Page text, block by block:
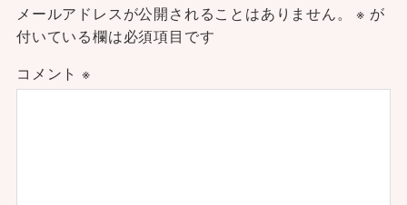
メールアドレスが公開されることはありません。 ※ が
付いている欄は必須項目です
コメント ※